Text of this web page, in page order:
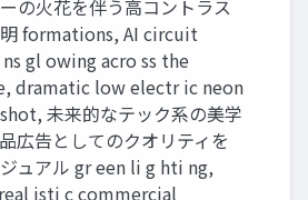
の火花を伴う高コントラス
明 formations, AI circuit
gl owing acro ss the
dramatic low electr ic neon
未来的なテック系の美学
広告としてのクオリティを
ュアル gr een li g hti ng,
isti c commercial